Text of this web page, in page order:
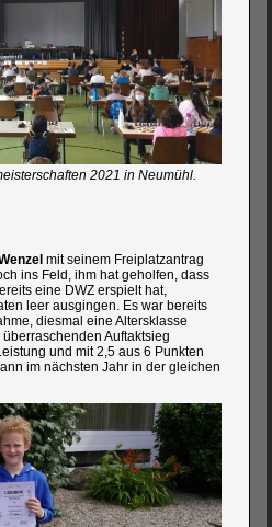
2021 in Neumühl.
mit seinem Freiplatzantrag
ins Feld, ihm hat geholfen, dass
eine DWZ erspielt hat,
leer ausgingen. Es war bereits
diesmal eine Altersklasse
Auftaktsieg
und mit 2,5 aus 6 Punkten
im nächsten Jahr in der gleichen